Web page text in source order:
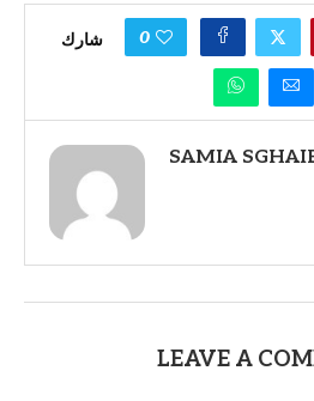
شارك 0
SAMIA
LEAVE A